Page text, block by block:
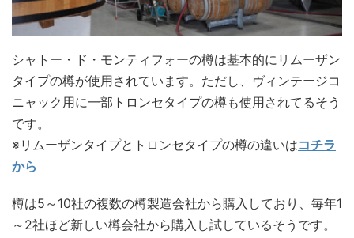
シャトー・ド・モンティフォーの樽は基本的にリムーザン
タイプの樽が使用されています。ただし、ヴィンテージコ
ニャック用に一部トロンセタイプの樽も使用されてるそう
です。
※リムーザンタイプとトロンセタイプの樽の違いはコチラ
から
樽は5～10社の複数の樽製造会社から購入しており、毎年1
～2社ほど新しい樽会社から購入し試しているそうです。